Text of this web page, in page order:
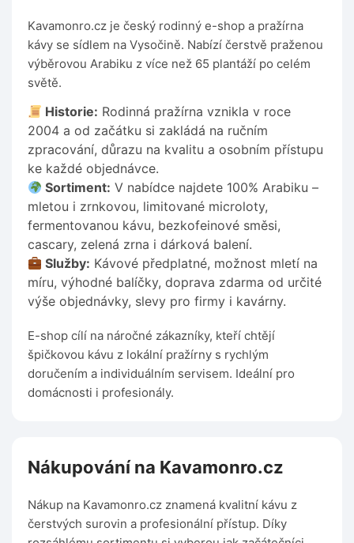
Kavamonro.cz je český rodinný e-shop a pražírna
kávy se sídlem na Vysočině. Nabízí čerstvě praženou
výběrovou Arabiku z více než 65 plantáží po celém
světě.
Historie: Rodinná pražírna vznikla v roce
2004 a od začátku si zakládá na ručním
zpracování, důrazu na kvalitu a osobním přístupu
ke každé objednávce.
Sortiment: V nabídce najdete 100% Arabiku –
mletou i zrnkovou, limitované microloty,
fermentovanou kávu, bezkofeinové směsi,
cascary, zelená zrna i dárková balení.
Služby: Kávové předplatné, možnost mletí na
míru, výhodné balíčky, doprava zdarma od určité
výše objednávky, slevy pro firmy i kavárny.
E-shop cílí na náročné zákazníky, kteří chtějí
špičkovou kávu z lokální pražírny s rychlým
doručením a individuálním servisem. Ideální pro
domácnosti i profesionály.
Nákupování na Kavamonro.cz
Nákup na Kavamonro.cz znamená kvalitní kávu z
čerstvých surovin a profesionální přístup. Díky